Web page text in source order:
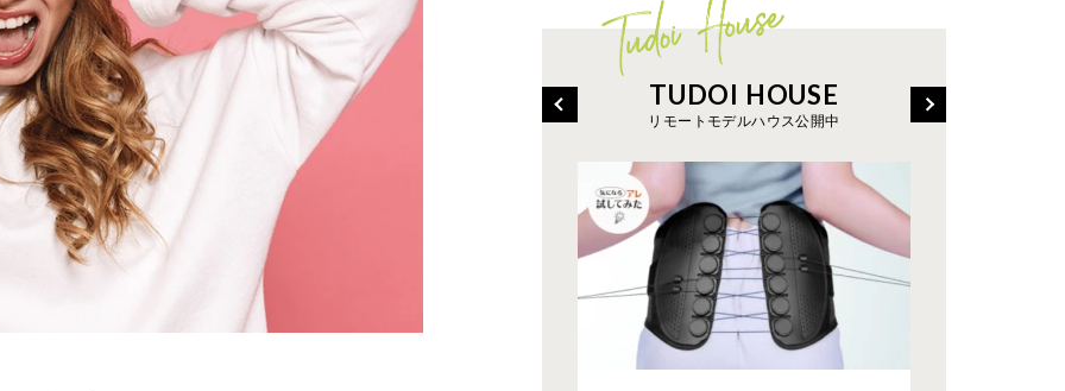
TUDOI HOUSE
リモートモデルハウス公開中